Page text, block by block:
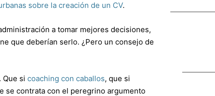
sobre la creación de un CV.
a tomar mejores decisiones,
que deberían serlo. ¿Pero un consejo de
si coaching con caballos, que si
se contrata con el peregrino argumento